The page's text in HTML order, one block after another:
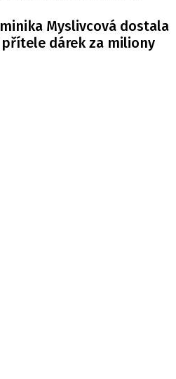
cena se odhaduje na 6 až
se však pod příspěvkem
které nešetřily ironií
Myslivcová dostala
dárek za miliony